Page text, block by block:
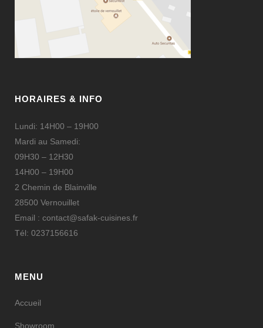
HORAIRES & INFO
Lundi: 14H00 – 19H00
Mardi au Samedi:
09H30 – 12H30
14H00 – 19H00
2 Chemin de Blainville
28500 Vernouillet
Email : contact@safak-cuisines.fr
Tél: 0237156616
MENU
Accueil
Showroom